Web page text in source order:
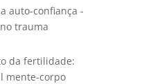
auto-confiança -
trauma
da fertilidade:
mente-corpo